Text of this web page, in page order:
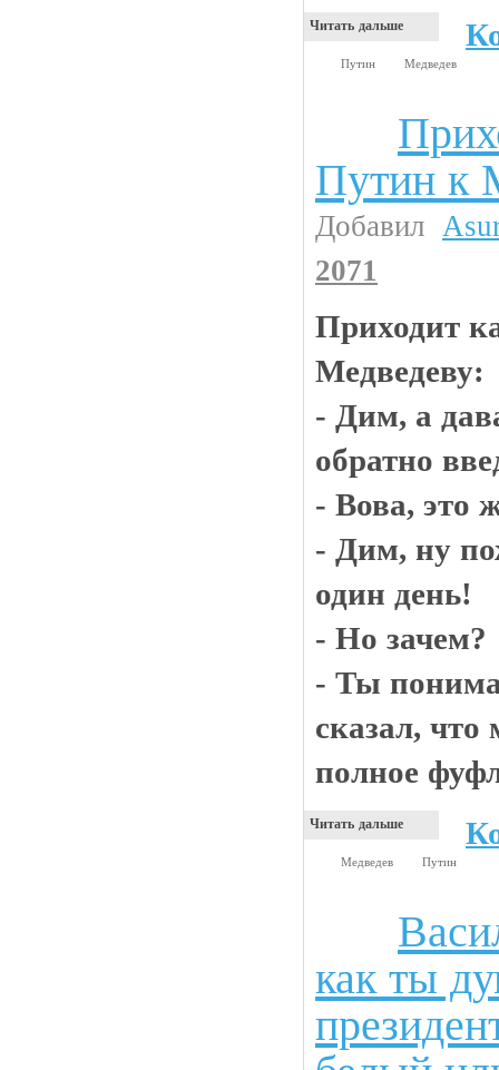
Читать дальше
Путин Медведев
Путин к
Добавил
2071
Приходит
Медведеву:
- Дим, а
обратно
- Вова, это
- Дим, ну
один день!
- Но зачем?
- Ты
сказал,
полное
Читать дальше
Медведев Путин
как ты